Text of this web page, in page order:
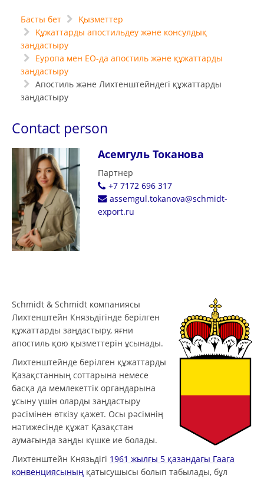
Басты бет
Қызметтер
Құжаттарды апостильдеу және консулдық
заңдастыру
Еуропа мен ЕО-да апостиль және құжаттарды
заңдастыру
Апостиль және Лихтенштейндегі құжаттарды
заңдастыру
Contact person
Асемгуль Токанова
Партнер
+7 7172 696 317
assemgul.tokanova@schmidt-
export.ru
Schmidt & Schmidt компаниясы
Лихтенштейн Князьдігінде берілген
құжаттарды заңдастыру, яғни
апостиль қою қызметтерін ұсынады.
Лихтенштейнде берілген құжаттарды
Қазақстанның соттарына немесе
басқа да мемлекеттік органдарына
ұсыну үшін оларды заңдастыру
рәсімінен өткізу қажет. Осы рәсімнің
нәтижесінде құжат Қазақстан
аумағында заңды күшке ие болады.
Лихтенштейн Князьдігі 1961 жылғы 5 қазандағы Гаага
конвенциясының қатысушысы болып табылады, бұл